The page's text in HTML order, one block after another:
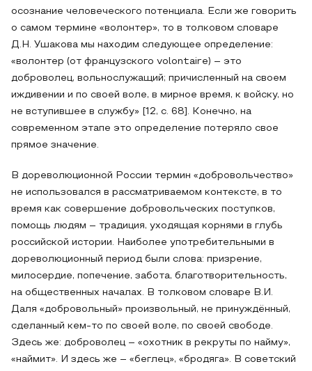
осознание человеческого потенциала. Если же говорить
о самом термине «волонтер», то в толковом словаре
Д.Н. Ушакова мы находим следующее определение:
«волонтер (от французского volontaire) – это
доброволец, вольнослужащий; причисленный на своем
иждивении и по своей воле, в мирное время, к войску, но
не вступившее в службу» [12, с. 68]. Конечно, на
современном этапе это определение потеряло свое
прямое значение.
В дореволюционной России термин «добровольчество»
не использовался в рассматриваемом контексте, в то
время как совершение добровольческих поступков,
помощь людям – традиция, уходящая корнями в глубь
российской истории. Наиболее употребительными в
дореволюционный период были слова: призрение,
милосердие, попечение, забота, благотворительность,
на общественных началах. В толковом словаре В.И.
Даля «добровольный» произвольный, не принуждённый,
сделанный кем-то по своей воле, по своей свободе.
Здесь же: доброволец – «охотник в рекруты по найму»,
«наймит». И здесь же – «беглец», «бродяга». В советский